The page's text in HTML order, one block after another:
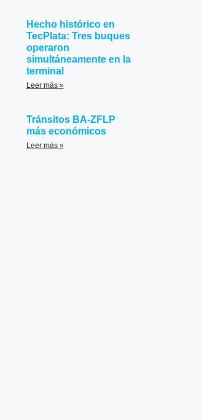
Hecho histórico en
TecPlata: Tres buques
operaron
simultáneamente en la
terminal
Leer más »
Tránsitos BA-ZFLP
más económicos
Leer más »